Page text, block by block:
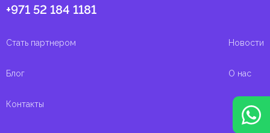
+971 52 184 1181
Стать партнером Новости
Блог О нас
Контакты